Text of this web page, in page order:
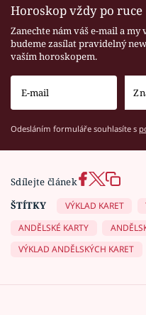
Horoskop vždy po ruce
Zanechte nám váš e-mail a my
budeme zasílat pravidelný
vaším horoskopem.
Odesláním formuláře souhlasíte s
Sdílejte článek
ŠTÍTKY
VÝKLAD KARET
ANDĚLSKÉ KARTY
VÝKLAD ANDĚLSKÝCH KARET